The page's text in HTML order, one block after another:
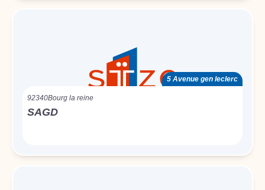
5 Avenue gen leclerc
92340Bourg la reine
SAGD